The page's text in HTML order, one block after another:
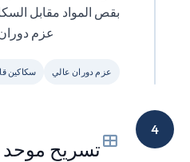
بقص المواد مقابل
عزم دوران
عزم دوران عالي سكاكين
4
تسريح موحد